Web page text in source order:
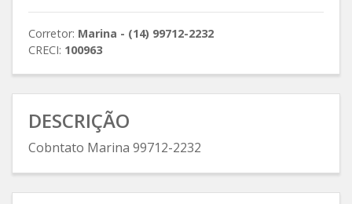
Corretor: Marina - (14) 99712-2232
CRECI: 100963
DESCRIÇÃO
Cobntato Marina 99712-2232